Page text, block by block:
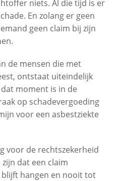
niets. Al die tijd is er
En zolang er geen
geen claim bij zijn
de mensen die met
ontstaat uiteindelijk
moment is in de
op schadevergoeding
voor een asbestziekte
voor de rechtszekerheid
dat een claim
hangen en nooit tot